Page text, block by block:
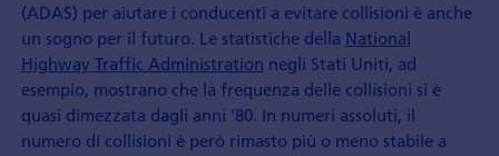
(ADAS) per aiutare i conducenti a evitare collisioni è anche
un sogno per il futuro. Le statistiche della National
Highway Traffic Administration negli Stati Uniti, ad
esempio, mostrano che la frequenza delle collisioni si è
quasi dimezzata dagli anni '80. In numeri assoluti, il
numero di collisioni è però rimasto più o meno stabile a